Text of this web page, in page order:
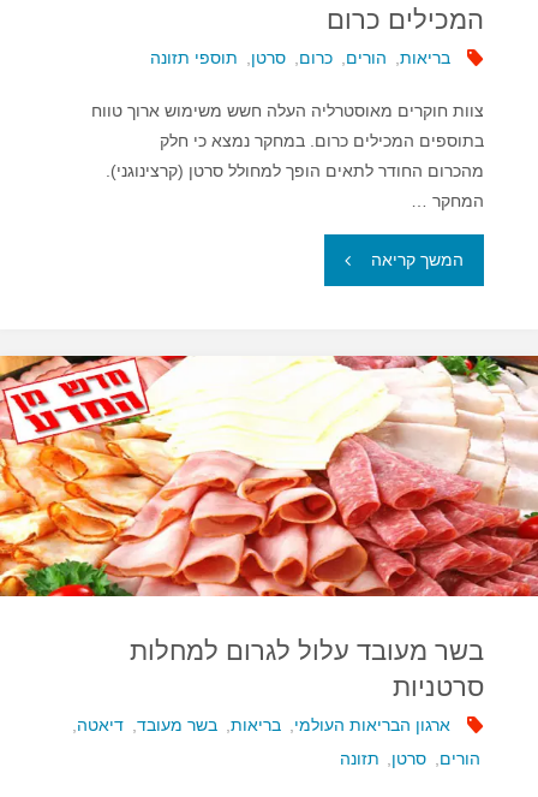
המכילים כרום
בריאות הורים כרום סרטן תוספי תזונה
צוות חוקרים מאוסטרליה העלה חשש משימוש ארוך טווח
בתוספים המכילים כרום. במחקר נמצא כי חלק
מהכרום החודר לתאים הופך למחולל סרטן (קרצינוגני).
המחקר …
המשך קריאה "חשש
ארוך
טווח
בתוספי
תזונה
המכילים
בשר מעובד עלול לגרום למחלות
סרטניות
ארגון הבריאות העולמי בריאות בשר מעובד דיאטה
הורים
סרטן תזונה